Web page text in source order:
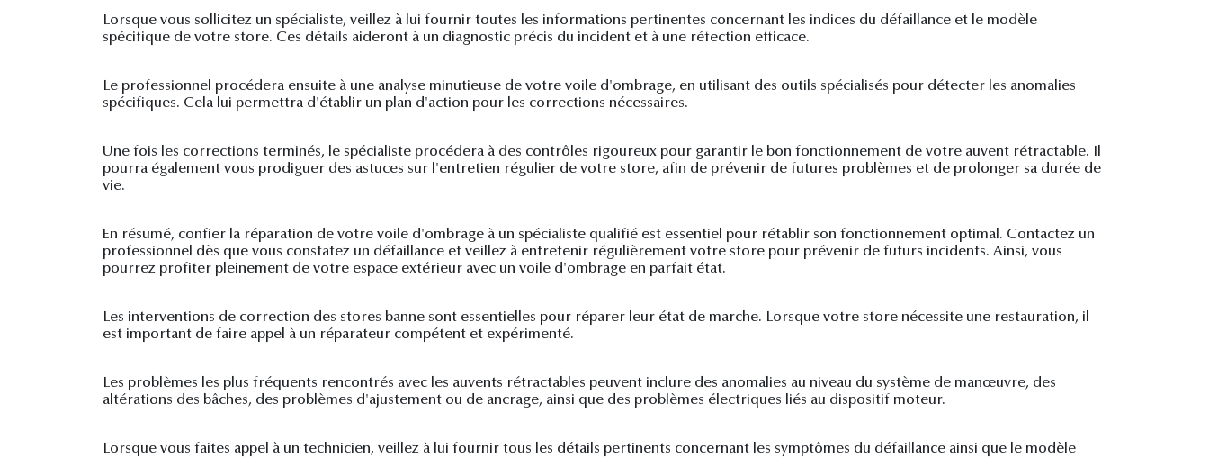
Lorsque vous sollicitez un spécialiste, veillez à lui fournir toutes les informations pertinentes concernant les indices du défaillance et le modèle
spécifique de votre store. Ces détails aideront à un diagnostic précis du incident et à une réfection efficace.
Le professionnel procédera ensuite à une analyse minutieuse de votre voile d'ombrage, en utilisant des outils spécialisés pour détecter les anomalies
spécifiques. Cela lui permettra d'établir un plan d'action pour les corrections nécessaires.
Une fois les corrections terminés, le spécialiste procédera à des contrôles rigoureux pour garantir le bon fonctionnement de votre auvent rétractable. Il
pourra également vous prodiguer des astuces sur l'entretien régulier de votre store, afin de prévenir de futures problèmes et de prolonger sa durée de
vie.
En résumé, confier la réparation de votre voile d'ombrage à un spécialiste qualifié est essentiel pour rétablir son fonctionnement optimal. Contactez un
professionnel dès que vous constatez un défaillance et veillez à entretenir régulièrement votre store pour prévenir de futurs incidents. Ainsi, vous
pourrez profiter pleinement de votre espace extérieur avec un voile d'ombrage en parfait état.
Les interventions de correction des stores banne sont essentielles pour réparer leur état de marche. Lorsque votre store nécessite une restauration, il
est important de faire appel à un réparateur compétent et expérimenté.
Les problèmes les plus fréquents rencontrés avec les auvents rétractables peuvent inclure des anomalies au niveau du système de manœuvre, des
altérations des bâches, des problèmes d'ajustement ou de ancrage, ainsi que des problèmes électriques liés au dispositif moteur.
Lorsque vous faites appel à un technicien, veillez à lui fournir tous les détails pertinents concernant les symptômes du défaillance ainsi que le modèle